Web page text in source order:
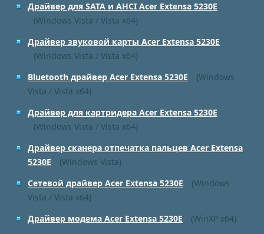
Драйвер для SATA и AHCI Acer Extensa 5230E
(Windows Vista / Vista x64)
Драйвер звуковой карты Acer Extensa 5230E
(Windows Vista / Vista x64)
Bluetooth драйвер Acer Extensa 5230E
(Windows
Vista / Vista x64)
Драйвер для картридера Acer Extensa 5230E
(Windows Vista / Vista x64)
Драйвер сканера отпечатка пальцев Acer Extensa
5230E
(Windows Vista)
Сетевой драйвер Acer Extensa 5230E
(Windows
Vista / Vista x64)
Драйвер модема Acer Extensa 5230E
(WinXP x64)